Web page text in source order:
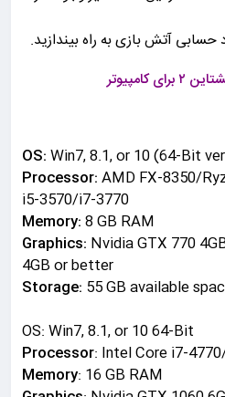
آتش بازی به راه بیندازید.
کامپیوتر
OS: Win7, 8.1, or 10 (64-Bit
Processor: AMD FX-8350/
i5-3570/i7-3770
Memory: 8 GB RAM
Graphics: Nvidia GTX 770
4GB or better
Storage: 55 GB available
OS: Win7, 8.1, or 10 64-Bit
Processor: Intel Core i7-
Memory: 16 GB RAM